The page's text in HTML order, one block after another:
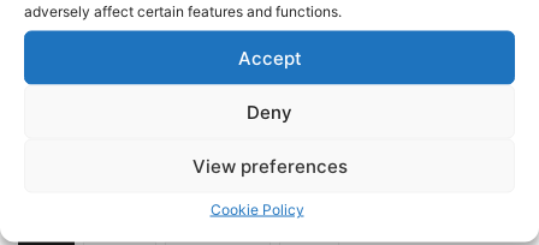
adversely affect certain features and functions.
Accept
Deny
View preferences
Cookie Policy
Linkedin:https://www.linkedin.com/in/internet-paok-fans-